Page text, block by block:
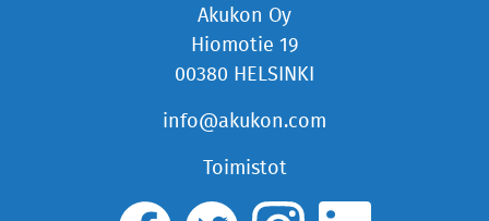
Akukon Oy
Hiomotie 19
00380 HELSINKI
info@akukon.com
Toimistot